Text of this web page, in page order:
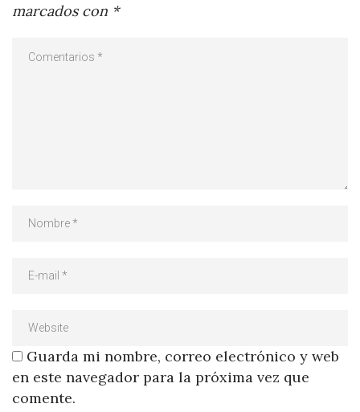
marcados con *
Guarda mi nombre, correo electrónico y web
en este navegador para la próxima vez que
comente.